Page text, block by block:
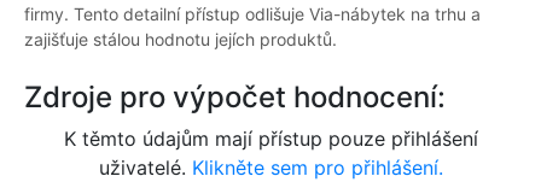
firmy. Tento detailní přístup odlišuje Via-nábytek na trhu a
zajišťuje stálou hodnotu jejích produktů.
Zdroje pro výpočet hodnocení:
K těmto údajům mají přístup pouze přihlášení
uživatelé. Klikněte sem pro přihlášení.